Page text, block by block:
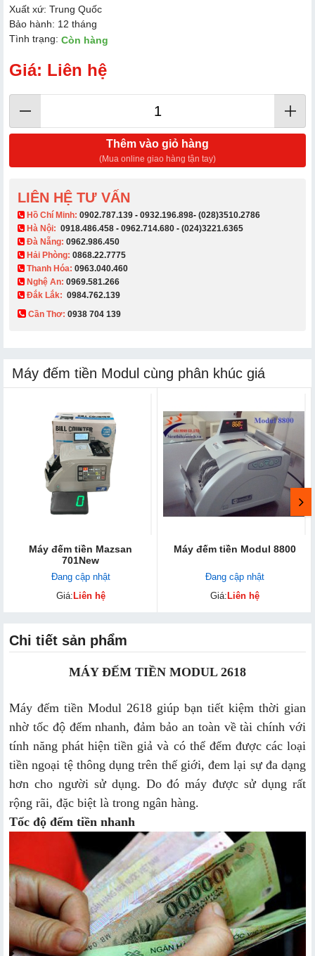
Xuất xứ: Trung Quốc
Bảo hành: 12 tháng
Tình trạng: Còn hàng
Giá: Liên hệ
Thêm vào giỏ hàng
(Mua online giao hàng tận tay)
LIÊN HỆ TƯ VẤN
​ Hồ Chí Minh: 0902.787.139 - 0932.196.898- (028)3510.2786
Hà Nội: 0918.486.458 - 0962.714.680 - (024)3221.6365
Đà Nẵng: 0962.986.450
Hải Phòng: 0868.22.7775
Thanh Hóa: 0963.040.460
Nghệ An: 0969.581.266
Đắk Lắk: 0984.762.139
Cần Thơ: 0938 704 139​
Máy đếm tiền Modul cùng phân khúc giá
Máy đếm tiền Mazsan
701New
Đang cập nhật
Giá: Liên hệ
Máy đếm tiền Modul 8800
Đang cập nhật
Giá: Liên hệ
Chi tiết sản phẩm
MÁY ĐẾM TIỀN MODUL 2618
Máy đếm tiền Modul 2618 giúp bạn tiết kiệm thời gian
nhờ tốc độ đếm nhanh, đảm bảo an toàn về tài chính với
tính năng phát hiện tiền giả và có thể đếm được các loại
tiền ngoại tệ thông dụng trên thế giới, đem lại sự đa dạng
hơn cho người sử dụng. Do đó máy được sử dụng rất
rộng rãi, đặc biệt là trong ngân hàng.
Tốc độ đếm tiền nhanh